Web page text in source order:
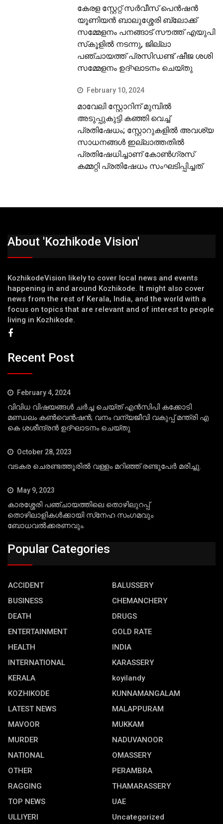
കേരള സ്റ്റേറ്റ് സര്‍വീസ് പെന്‍ഷന്‍
യൂണിയന്‍ ബാലുശ്ശേരി ബ്ലോക്ക്
സമ്മേളനം പനങ്ങാട് സൗത്ത് എയുപി
സ്‌കൂളില്‍ നടന്നു, ജില്ലാ
പഞ്ചായത്ത് പ്രസിഡണ്ട് ഷീജ ശശി
സമ്മേളനം ഉദ്ഘാടനം ചെയ്തു
February 10, 2024
മാവേലി സ്റ്റോറിന് മുമ്പില്‍
അടുപ്പുകുട്ടി കഞ്ഞി വെച്ച്
പ്രതിഷേധം; സ്റ്റോറുകളില്‍ അവശ്യ
സാധനങ്ങള്‍ ഇല്ലാത്തതില്‍
പ്രതിഷേധിച്ചാണ് കോണ്‍ഗ്രസ്
കമ്മറ്റി പ്രതിഷേധം സംഘടിപ്പിച്ചത്
About 'Kozhikode Vision'
KozhikodeVision likely to cover local news and events
happening in and around Kozhikode. It might also cover
news from the rest of Kerala, India, and the world with a
focus on topics that are relevant and of interest to people
living in Kozhikode.
Recent Post
February 4, 2024
വിവിധ വിഷയങ്ങള്‍ ചര്‍ച്ച ചെയ്ത് എന്‍സിപി കക്കോടി
മണ്ഡലം കണ്‍വെന്‍ഷന്‍; വനം വന്യജീവി വകുപ്പ് മന്ത്രി എ
കെ ശശീന്ദ്രന്‍ ഉദ്ഘാടനം ചെയ്തു
October 28, 2023
വടകര ചെരണ്ടത്തൂരില്‍ വള്ളം മറിഞ്ഞ് രണ്ടുപേര്‍ മരിച്ചു.
May 9, 2023
കാരശ്ശേരി പഞ്ചായത്തിലെ തൊഴിലുറപ്പ്
തൊഴിലാളികള്‍ക്കായി സ്‌നേഹ സംഗമവും
ബോധവല്‍ക്കരണവും.
Popular Categories
ACCIDENT
BALUSSERY
BUSINESS
CHEMANCHERY
DEATH
DRUGS
ENTERTAINMENT
GOLD RATE
HEALTH
INDIA
INTERNATIONAL
KARASSERY
KERALA
koyilandy
KOZHIKODE
KUNNAMANGALAM
LATEST NEWS
MALAPPURAM
MAVOOR
MUKKAM
MURDER
NADUVANOOR
NATIONAL
OMASSERY
OTHER
PERAMBRA
RAGGING
THAMARASSERY
TOP NEWS
UAE
ULLIYERI
Uncategorized